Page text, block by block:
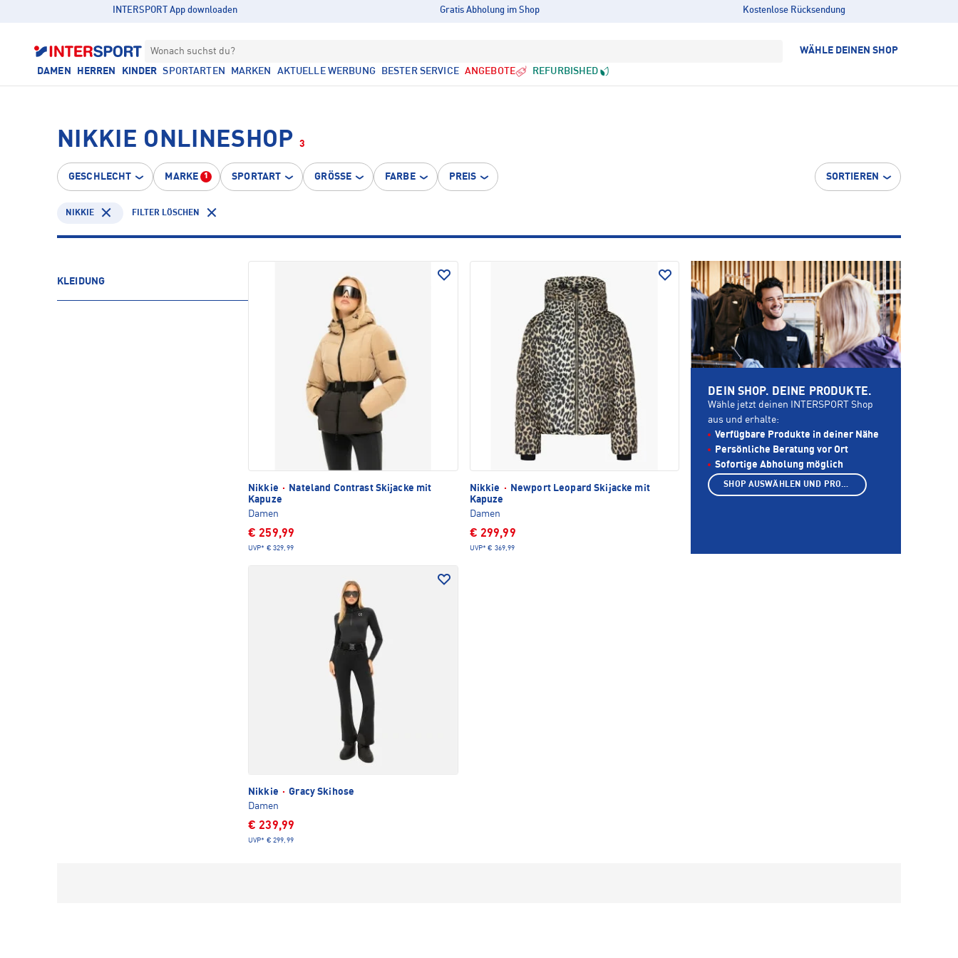
INTERSPORT App downloaden Gratis Abholung im Shop Kostenlose Rücksendung
Wonach suchst du? WÄHLE DEINEN SHOP
DAMEN HERREN KINDER SPORTARTEN MARKEN AKTUELLE WERBUNG BESTER SERVICE ANGEBOTE REFURBISHED
NIKKIE ONLINESHOP 3
GESCHLECHT MARKE 1 SPORTART GRÖSSE FARBE PREIS SORTIEREN
NIKKIE FILTER LÖSCHEN
KLEIDUNG
Nikkie ·
Nateland Contrast Skijacke mit
Kapuze
Damen
€ 259,99
UVP* € 329,99
Nikkie ·
Newport Leopard Skijacke mit
Kapuze
Damen
€ 299,99
UVP* € 369,99
Nikkie · Gracy Skihose
Damen
€ 239,99
UVP* € 299,99
DEIN SHOP. DEINE PRODUKTE.
Wähle jetzt deinen INTERSPORT Shop
aus und erhalte:
Verfügbare Produkte in deiner Nähe
Persönliche Beratung vor Ort
Sofortige Abholung möglich
SHOP AUSWÄHLEN UND PRODUKTE ANZEIGEN